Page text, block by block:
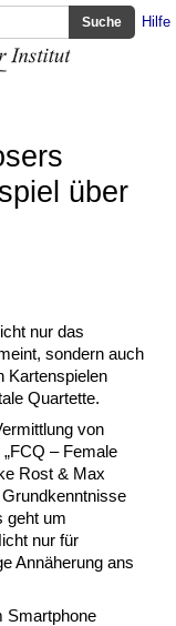
Hilfe
über
nur das
sondern auch
Kartenspielen
Quartette.
von
– Female
Rost & Max
geht um
nur für
Annäherung ans
Smartphone